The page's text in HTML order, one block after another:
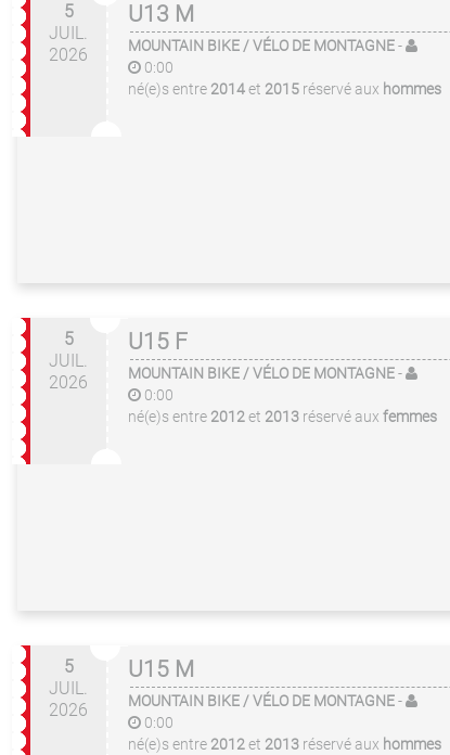
5
JUIL.
2026
U13 M
MOUNTAIN BIKE / VÉLO DE MONTAGNE-
0:00
né(e)s entre 2014et 2015 réservé aux hommes
5
JUIL.
2026
U15 F
MOUNTAIN BIKE / VÉLO DE MONTAGNE-
0:00
né(e)s entre 2012et 2013 réservé aux femmes
5
JUIL.
2026
U15 M
MOUNTAIN BIKE / VÉLO DE MONTAGNE-
0:00
né(e)s entre 2012et 2013 réservé aux hommes